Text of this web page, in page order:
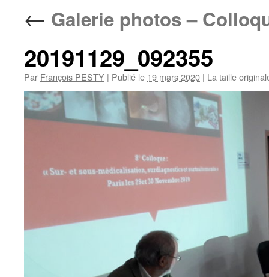
← Galerie photos –
20191129_092355
Par François PESTY | Publié le 19 mars 2020 | La taille